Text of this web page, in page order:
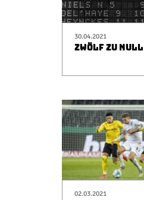
30.04.2021
ZWÖLF ZU NULL
02.03.2021